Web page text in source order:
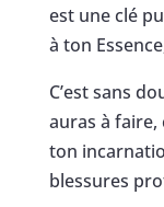
est une clé
à ton
C’est sans
auras à faire,
ton
blessures